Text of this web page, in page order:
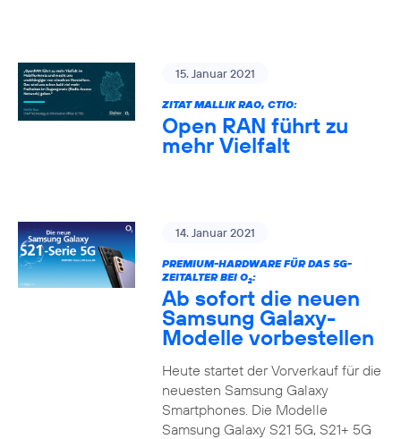
15. Januar 2021
ZITAT MALLIK RAO, CTIO:
Open RAN führt zu
mehr Vielfalt
14. Januar 2021
PREMIUM-HARDWARE FÜR DAS 5G-
ZEITALTER BEI O2:
Ab sofort die neuen
Samsung Galaxy-
Modelle vorbestellen
Heute startet der Vorverkauf für die
neuesten Samsung Galaxy
Smartphones. Die Modelle
Samsung Galaxy S21 5G, S21+ 5G